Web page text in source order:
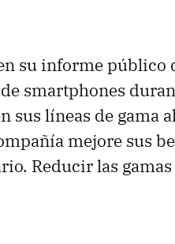
su informe público
smartphones
sus líneas de gama
mejore sus
Reducir las